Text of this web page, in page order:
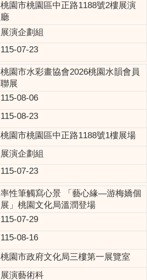
桃園市桃園區中正路1188號2樓展演
廳
展演企劃組
115-07-23
桃園市水彩畫協會2026桃園水韻會員
聯展
115-08-06
115-08-23
桃園市桃園區中正路1188號1樓展場
展演企劃組
115-07-23
率性筆觸寫心景 「藝心緣—游梅嬌個
展」桃園文化局溫潤登場
115-07-29
115-08-16
桃園市政府文化局三樓第一展覽室
展演藝術科